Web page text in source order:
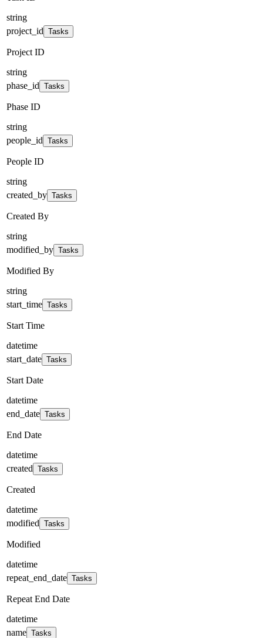
string
project_id Tasks
Project ID
string
phase_id Tasks
Phase ID
string
people_id Tasks
People ID
string
created_by Tasks
Created By
string
modified_by Tasks
Modified By
string
start_time Tasks
Start Time
datetime
start_date Tasks
Start Date
datetime
end_date Tasks
End Date
datetime
created Tasks
Created
datetime
modified Tasks
Modified
datetime
repeat_end_date Tasks
Repeat End Date
datetime
name Tasks